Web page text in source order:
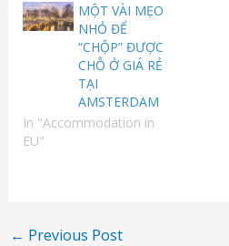
MỘT VÀI MẸO
NHỎ ĐỂ
“CHỘP” ĐƯỢC
CHỖ Ở GIÁ RẺ
TẠI
AMSTERDAM
In "Accommodation in
EU"
← Previous Post